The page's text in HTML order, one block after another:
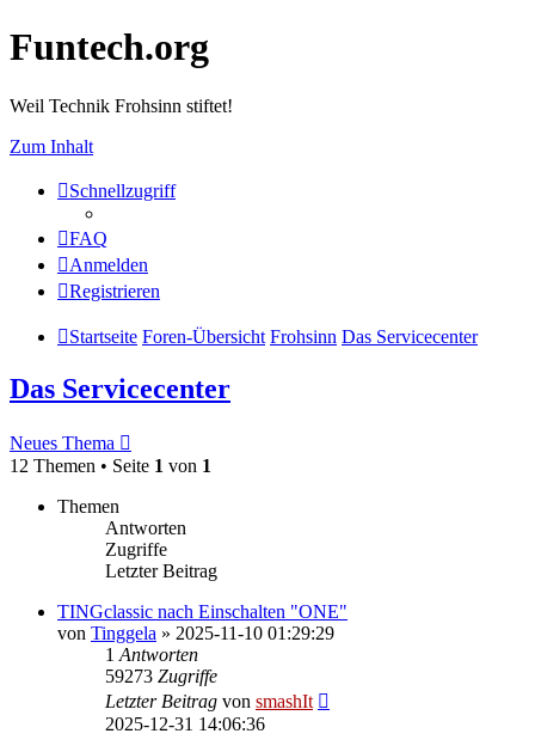
Funtech.org
Weil Technik Frohsinn stiftet!
Zum Inhalt
Schnellzugriff
FAQ
Anmelden
Registrieren
Startseite Foren-Übersicht Frohsinn Das Servicecenter
Das Servicecenter
Neues Thema
12 Themen • Seite 1 von 1
Themen
Antworten
Zugriffe
Letzter Beitrag
TINGclassic nach Einschalten "ONE"
von Tinggela » 2025-11-10 01:29:29
1 Antworten
59273 Zugriffe
Letzter Beitrag von smashIt
2025-12-31 14:06:36